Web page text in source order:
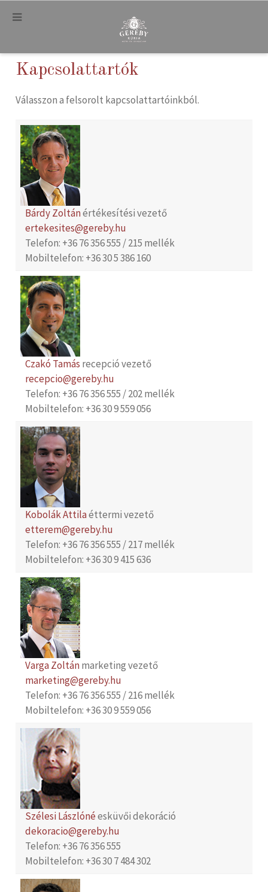
.
Kapcsolattartók
Válasszon a felsorolt kapcsolattartóinkból.
Bárdy Zoltánértékesítési vezető
ertekesites@gereby.hu
Telefon: +36 76 356 555 / 215 mellék
Mobiltelefon: +36 30 5 386 160
Czakó Tamás recepció vezető
recepcio@gereby.hu
Telefon: +36 76 356 555 / 202 mellék
Mobiltelefon: +36 30 9 559 056
Kobolák Attilaéttermi vezető
etterem@gereby.hu
Telefon: +36 76 356 555 / 217 mellék
Mobiltelefon: +36 30 9 415 636
Varga Zoltánmarketing vezető
marketing@gereby.hu
Telefon: +36 76 356 555 / 216 mellék
Mobiltelefon: +36 30 9 559 056
Szélesi Lászlónéesküvői dekoráció
dekoracio@gereby.hu
Telefon: +36 76 356 555
Mobiltelefon: +36 30 7 484 302